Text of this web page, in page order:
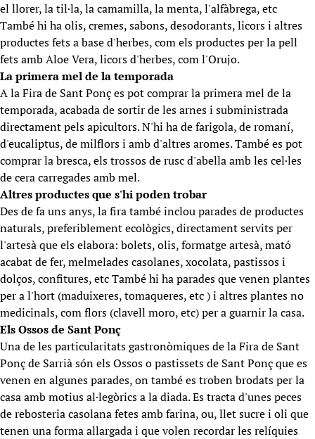
el llorer, la til·la, la camamilla, la menta, l'alfàbrega, etc
També hi ha olis, cremes, sabons, desodorants, licors i altres
productes fets a base d'herbes, com els productes per la pell
fets amb Aloe Vera, licors d'herbes, com l'Orujo.
La primera mel de la temporada
A la Fira de Sant Ponç es pot comprar la primera mel de la
temporada, acabada de sortir de les arnes i subministrada
directament pels apicultors. N'hi ha de farigola, de romaní,
d'eucaliptus, de milflors i amb d'altres aromes. També es pot
comprar la bresca, els trossos de rusc d'abella amb les cel·les
de cera carregades amb mel.
Altres productes que s'hi poden trobar
Des de fa uns anys, la fira també inclou parades de productes
naturals, preferiblement ecològics, directament servits per
l'artesà que els elabora: bolets, olis, formatge artesà, mató
acabat de fer, melmelades casolanes, xocolata, pastissos i
dolços, confitures, etc També hi ha parades que venen plantes
per a l'hort (maduixeres, tomaqueres, etc ) i altres plantes no
medicinals, com flors (clavell moro, etc) per a guarnir la casa.
Els Ossos de Sant Ponç
Una de les particularitats gastronòmiques de la Fira de Sant
Ponç de Sarrià són els Ossos o pastissets de Sant Ponç que es
venen en algunes parades, on també es troben brodats per la
casa amb motius al·legòrics a la diada. Es tracta d'unes peces
de rebosteria casolana fetes amb farina, ou, llet sucre i oli que
tenen una forma allargada i que volen recordar les relíquies